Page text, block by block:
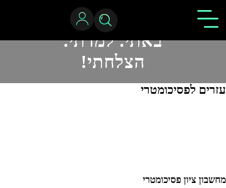
באתי. למדתי.
הצלחתי!
עזרים לפסיכומטרי
מחשבון ציון פסיכומטרי